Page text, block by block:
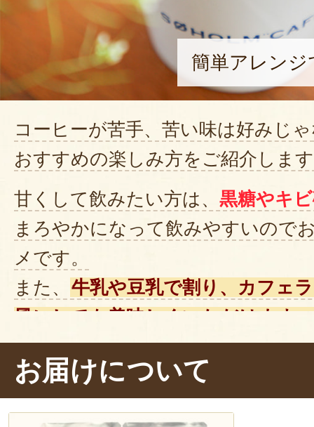
簡単アレン
コーヒーが苦手、苦い味は好みじ
おすすめの楽しみ方をご紹介しま
甘くして飲みたい方は、 黒糖やキ
まろやかになって飲みやすいので
メです。
また、 牛乳や豆乳で割り、カフェ
風にしても美味しくいただけます。
さらに、寒い日や体調が優れない
ウガ加えると体が温まり、元気が
♪
お届けについて